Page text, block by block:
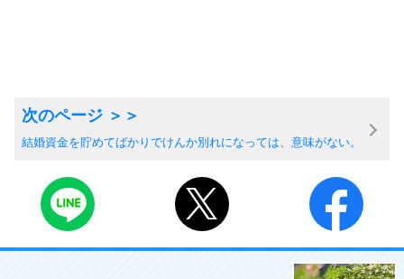
結婚資金を貯めてばかりでけんか別れになっては、意味がない。